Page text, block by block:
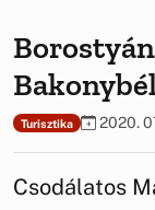
Turisztika 2020.
Csodálatos